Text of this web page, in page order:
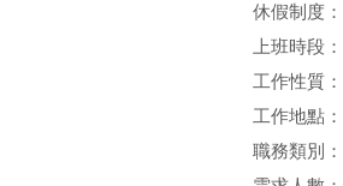
休假制度：
上班時段：
工作性質：
工作地點：
職務類別：